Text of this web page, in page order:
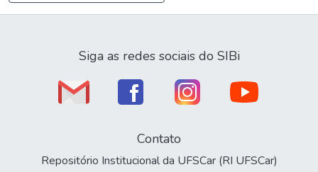
Siga as redes sociais do SIBi
Contato
Repositório Institucional da UFSCar (RI UFSCar)